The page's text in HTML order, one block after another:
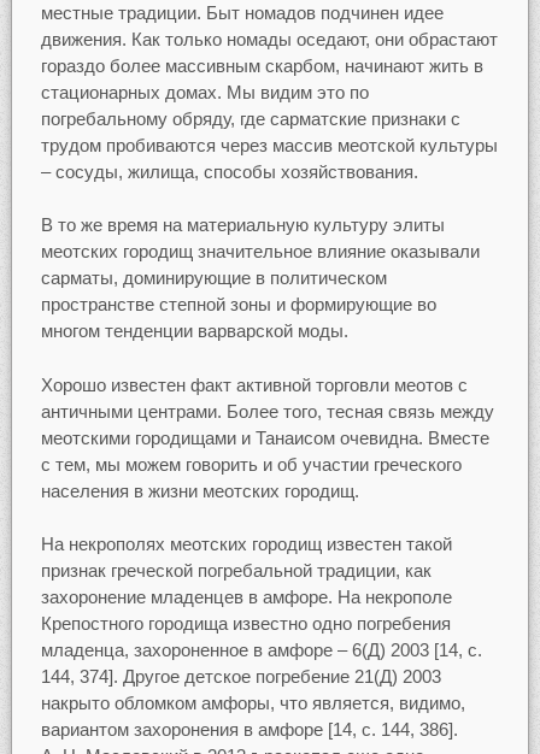
местные традиции. Быт номадов подчинен идее
движения. Как только номады оседают, они обрастают
гораздо более массивным скарбом, начинают жить в
стационарных домах. Мы видим это по
погребальному обряду, где сарматские признаки с
трудом пробиваются через массив меотской культуры
– сосуды, жилища, способы хозяйствования.
В то же время на материальную культуру элиты
меотских городищ значительное влияние оказывали
сарматы, доминирующие в политическом
пространстве степной зоны и формирующие во
многом тенденции варварской моды.
Хорошо известен факт активной торговли меотов с
античными центрами. Более того, тесная связь между
меотскими городищами и Танаисом очевидна. Вместе
с тем, мы можем говорить и об участии греческого
населения в жизни меотских городищ.
На некрополях меотских городищ известен такой
признак греческой погребальной традиции, как
захоронение младенцев в амфоре. На некрополе
Крепостного городища известно одно погребения
младенца, захороненное в амфоре – 6(Д) 2003 [14, c.
144, 374]. Другое детское погребение 21(Д) 2003
накрыто обломком амфоры, что является, видимо,
вариантом захоронения в амфоре [14, c. 144, 386].